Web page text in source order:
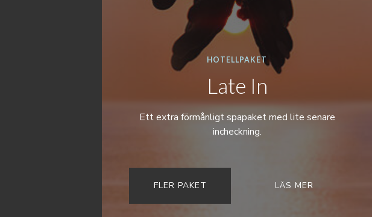
HOTELLPAKET
Late In
Ett extra förmånligt spapaket med lite senare
incheckning.
FLER PAKET LÄS MER